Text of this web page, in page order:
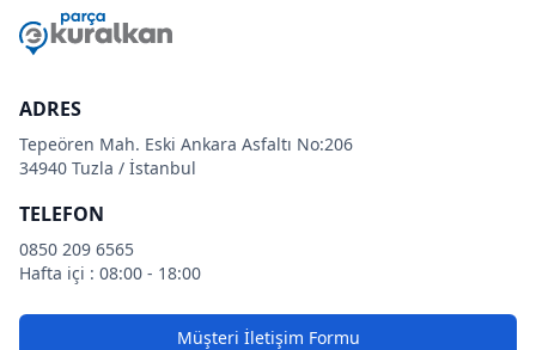
ADRES
Tepeören Mah. Eski Ankara Asfaltı No:206
34940 Tuzla / İstanbul
TELEFON
0850 209 6565
Hafta içi : 08:00 - 18:00
Müşteri İletişim Formu